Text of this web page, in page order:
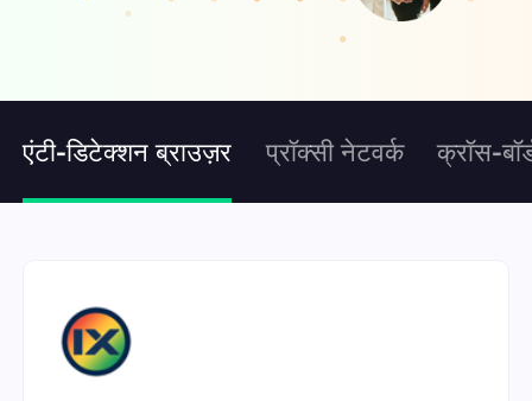
एंटी-डिटेक्शन ब्राउज़र प्रॉक्सी नेटवर्क क्रॉस-